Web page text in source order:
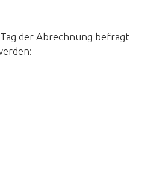
der Abrechnung befragt